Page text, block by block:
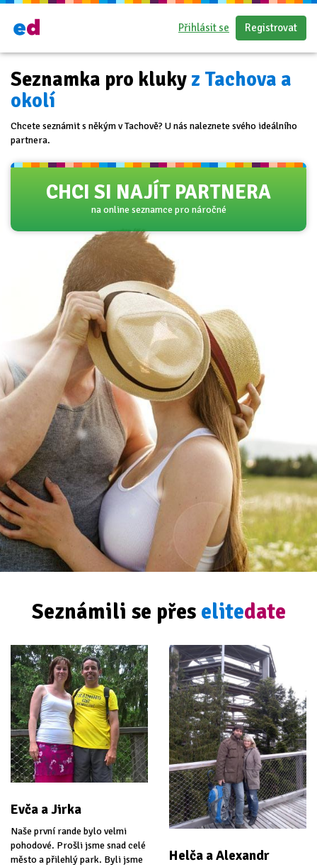
Přihlásit se Registrovat
Seznamka pro kluky z Tachova a
okolí
Chcete seznámit s někým v Tachově? U nás naleznete svého ideálního
partnera.
CHCI SI NAJÍT PARTNERA
na online seznamce pro náročné
Seznámili se přes elitedate
Evča a Jirka
Naše první rande bylo velmi
pohodové. Prošli jsme snad celé
město a přilehlý park. Byli jsme
Helča a Alexandr